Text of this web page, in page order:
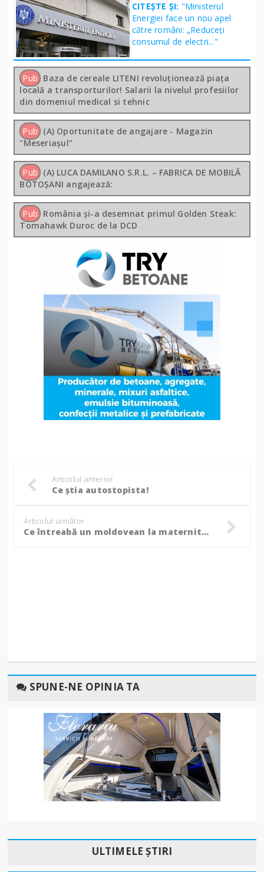
CITEȘTE ȘI: "Ministerul
Energiei face un nou apel
către români: „Reduceți
consumul de electri..."
Pub Baza de cereale LITENI revoluționează piața
locală a transporturilor! Salarii la nivelul profesiilor
din domeniul medical si tehnic
Pub (A) Oportunitate de angajare - Magazin
"Meseriașul"
Pub (A) LUCA DAMILANO S.R.L. – FABRICA DE MOBILĂ
BOTOȘANI angajează:
Pub România și-a desemnat primul Golden Steak:
Tomahawk Duroc de la DCD
Articolul anterior
Ce știa autostopista!
Articolul următor
Ce întreabă un moldovean la maternitate
SPUNE-NE OPINIA TA
ULTIMELE ȘTIRI